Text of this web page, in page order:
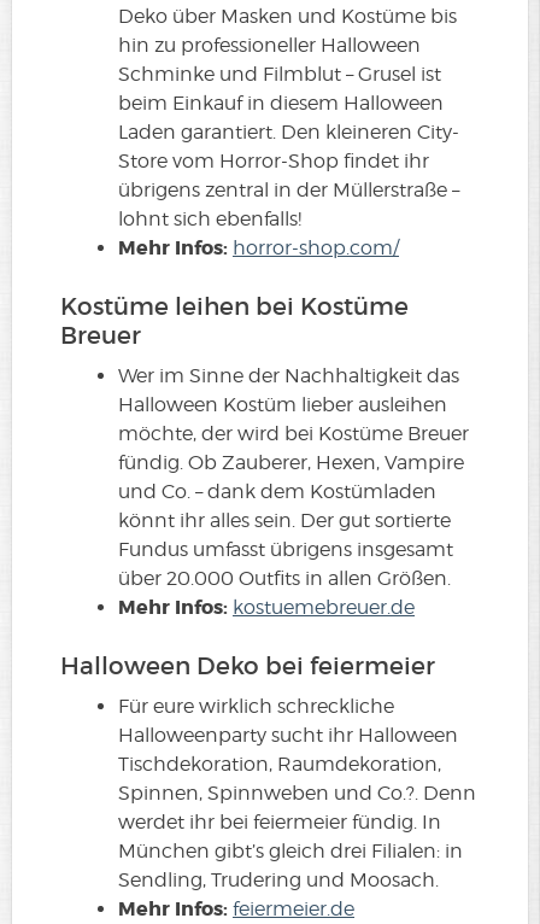
Deko über Masken und Kostüme bis
hin zu professioneller Halloween
Schminke und Filmblut – Grusel ist
beim Einkauf in diesem Halloween
Laden garantiert. Den kleineren City-
Store vom Horror-Shop findet ihr
übrigens zentral in der Müllerstraße –
lohnt sich ebenfalls!
Mehr Infos: horror-shop.com/
Kostüme leihen bei Kostüme
Breuer
Wer im Sinne der Nachhaltigkeit das
Halloween Kostüm lieber ausleihen
möchte, der wird bei Kostüme Breuer
fündig. Ob Zauberer, Hexen, Vampire
und Co. – dank dem Kostümladen
könnt ihr alles sein. Der gut sortierte
Fundus umfasst übrigens insgesamt
über 20.000 Outfits in allen Größen.
Mehr Infos: kostuemebreuer.de
Halloween Deko bei feiermeier
Für eure wirklich schreckliche
Halloweenparty sucht ihr Halloween
Tischdekoration, Raumdekoration,
Spinnen, Spinnweben und Co.?. Denn
werdet ihr bei feiermeier fündig. In
München gibt’s gleich drei Filialen: in
Sendling, Trudering und Moosach.
Mehr Infos: feiermeier.de